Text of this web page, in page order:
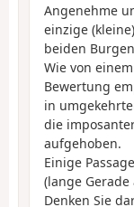
Angenehme
einzige
beiden
Wie von
Bewertung
in
die
aufgehoben.
Einige
(lange
Denken Sie